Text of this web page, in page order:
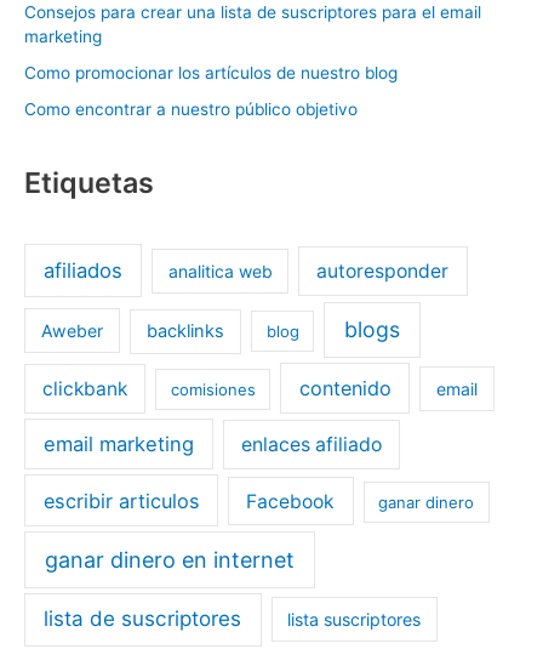
Consejos para crear una lista de suscriptores para el email
marketing
Como promocionar los artículos de nuestro blog
Como encontrar a nuestro público objetivo
Etiquetas
afiliados analitica web autoresponder
Aweber backlinks blog blogs
clickbank comisiones contenido email
email marketing enlaces afiliado
escribir articulos Facebook ganar dinero
ganar dinero en internet
lista de suscriptores lista suscriptores